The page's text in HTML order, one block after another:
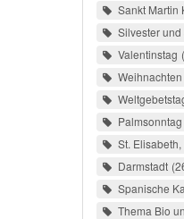
Sankt Martin
Silvester
Valentinstag
St.
Darmstadt
Spanische
Thema Bio